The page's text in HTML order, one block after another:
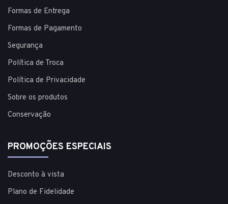
Formas de Entrega
Formas de Pagamento
Segurança
Política de Troca
Política de Privacidade
Sobre os produtos
Conservação
PROMOÇÕES ESPECIAIS
Desconto à vista
Plano de Fidelidade